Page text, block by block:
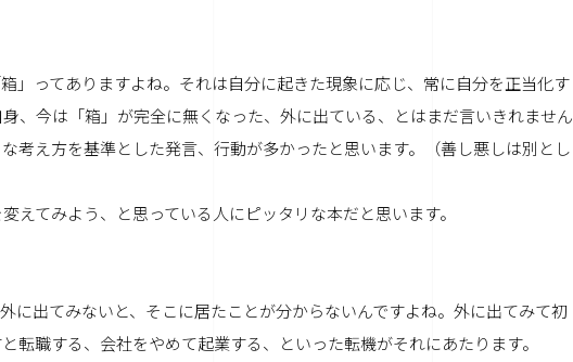
」ってありますよね。それは自分に起きた現象に応じ、常に自分を正当化す
、今は「箱」が完全に無くなった、外に出ている、とはまだ言いきれません
考え方を基準とした発言、行動が多かったと思います。（善し悪しは別とし
えてみよう、と思っている人にピッタリな本だと思います。
に出てみないと、そこに居たことが分からないんですよね。外に出てみて初
転職する、会社をやめて起業する、といった転機がそれにあたります。